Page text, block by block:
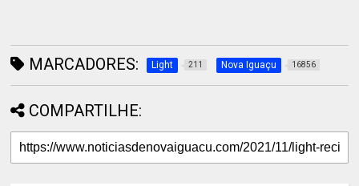
MARCADORES: Light 211 Nova Iguaçu 16856
COMPARTILHE: